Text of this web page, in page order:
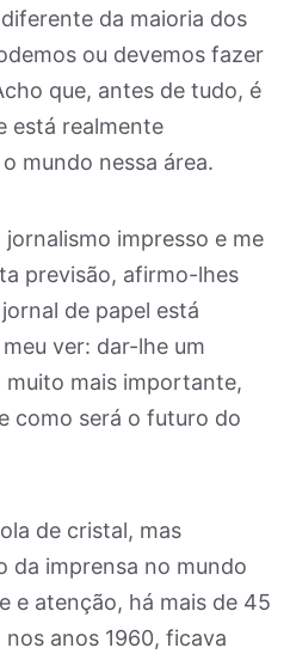
da maioria dos
ou devemos fazer
que, antes de tudo, é
está realmente
mundo nessa área.
jornalismo impresso e me
previsão, afirmo-lhes
de papel está
ver: dar-lhe um
muito mais importante,
como será o futuro do
de cristal, mas
da imprensa no mundo
e atenção, há mais de 45
anos 1960, ficava